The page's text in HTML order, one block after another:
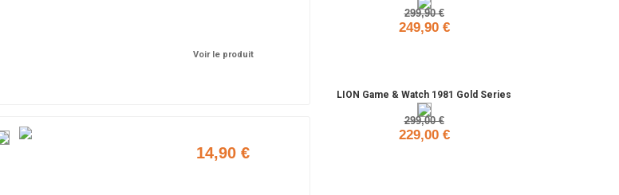
Voir le produit
14,90 €
299,90 €
249,90 €
LION Game & Watch 1981 Gold Series
299,00 €
229,00 €